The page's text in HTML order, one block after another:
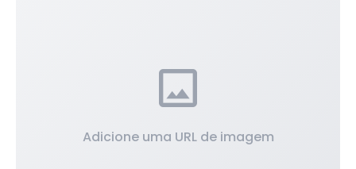
Adicione uma URL de imagem